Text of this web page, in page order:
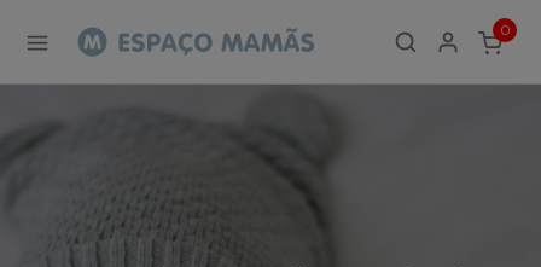
Detalhe
de
Produto
-
Produto
0
ITEMS